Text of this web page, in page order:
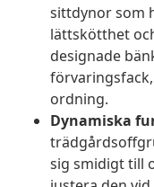
sittdynor som
lättskötthet
designade
ordning.
Dynamiska
sig smidigt till